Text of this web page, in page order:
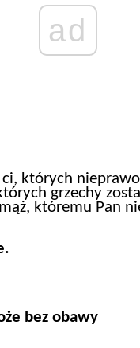
ad
ci, których
grzechy
któremu Pan
bez obawy